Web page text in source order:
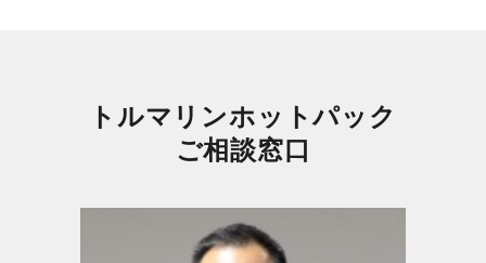
トルマリンホットパック
ご相談窓口